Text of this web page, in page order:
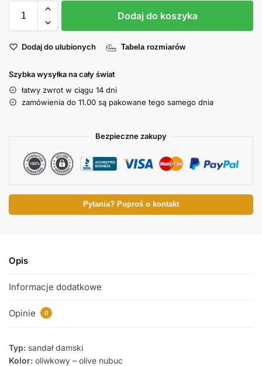
Dodaj do koszyka
Dodaj do ulubionych Tabela rozmiarów
Szybka wysyłka na cały świat
łatwy zwrot w ciągu 14 dni
zamówienia do 11.00 są pakowane tego samego dnia
Bezpieczne zakupy
Pytania? Poproś o kontakt
Opis
Informacje dodatkowe
Opinie 0
Typ: sandał damski
Kolor: oliwkowy – olive nubuc